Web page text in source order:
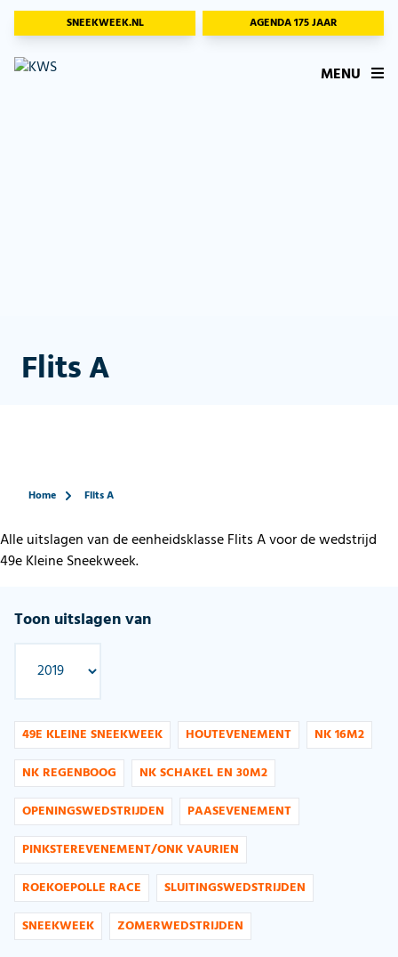
SNEEKWEEK.NL AGENDA 175 JAAR
MENU
Flits A
Home Flits A
Alle uitslagen van de eenheidsklasse Flits A voor de wedstrijd
49e Kleine Sneekweek.
Toon uitslagen van
49E KLEINE SNEEKWEEK HOUTEVENEMENT
NK 16M2
NK REGENBOOG
NK SCHAKEL EN 30M2
OPENINGSWEDSTRIJDEN
PAASEVENEMENT
PINKSTEREVENEMENT/ONK VAURIEN
ROEKOEPOLLE RACE
SLUITINGSWEDSTRIJDEN
SNEEKWEEK
ZOMERWEDSTRIJDEN